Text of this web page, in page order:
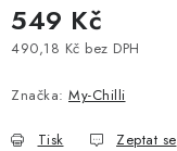
549 Kč
490,18 Kč bez DPH
Značka: My-Chilli
Tisk Zeptat se